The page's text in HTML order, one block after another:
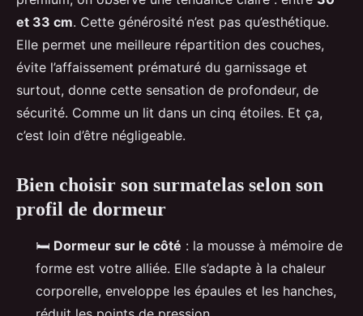
et 33 cm. Cette générosité n’est pas qu’esthétique.
Elle permet une meilleure répartition des couches,
évite l’affaissement prématuré du garnissage et
surtout, donne cette sensation de profondeur, de
sécurité. Comme un lit dans un cinq étoiles. Et ça,
c’est loin d’être négligeable.
Bien choisir son surmatelas selon son
profil de dormeur
🛏️ Dormeur sur le côté : la mousse à mémoire de
forme est votre alliée. Elle s’adapte à la chaleur
corporelle, enveloppe les épaules et les hanches,